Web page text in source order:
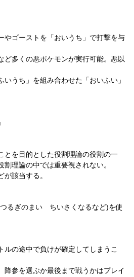
やゴーストを「おいうち」で打撃を与
ど多くの悪ポケモンが実行可能。悪以
いうち」を組み合わせた「おいふい」
とを目的とした役割理論の役割の一
理論の中では重要視されない。
該当する。
るぎのまい ちいさくなるなど)を使
ルの途中で負けが確定してしまうこ
降参を選ぶか最後まで戦うかはプレイ